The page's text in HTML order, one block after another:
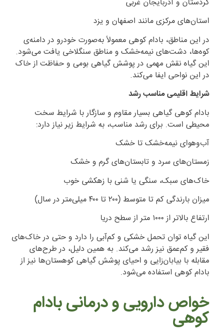
کردستان و آذربایجان غربی
استان‌های مرکزی مانند اصفهان و یزد
در این مناطق، بادام کوهی معمولاً به‌صورت خودرو در دامنه‌ی
کوه‌ها، دشت‌های نیمه‌خشک و مناطق سنگلاخی یافت می‌شود.
این گیاه نقش مهمی در پوشش گیاهی بومی و حفاظت از خاک
در این نواحی ایفا می‌کند.
شرایط اقلیمی مناسب رشد
بادام کوهی گیاهی بسیار مقاوم و سازگار با شرایط سخت
محیطی است. برای رشد مناسب، به شرایط زیر نیاز دارد:
آب‌وهوای نیمه‌خشک تا خشک
زمستان‌های سرد و تابستان‌های گرم و خشک
خاک‌های سبک، سنگی یا شنی با زهکشی خوب
میزان بارندگی کم تا متوسط (۲۰۰ تا ۴۰۰ میلی‌متر در سال)
ارتفاع بالاتر از ۱۰۰۰ متر از سطح دریا
این گیاه توان تحمل خشکی و کم‌آبی را دارد و حتی در خاک‌های
فقیر و کم‌عمق نیز رشد می‌کند. به همین دلیل، در طرح‌های
مقابله با بیابان‌زایی و احیای پوشش گیاهی کوهستان‌ها نیز از
بادام کوهی استفاده می‌شود.
خواص دارویی و درمانی بادام
کوهی